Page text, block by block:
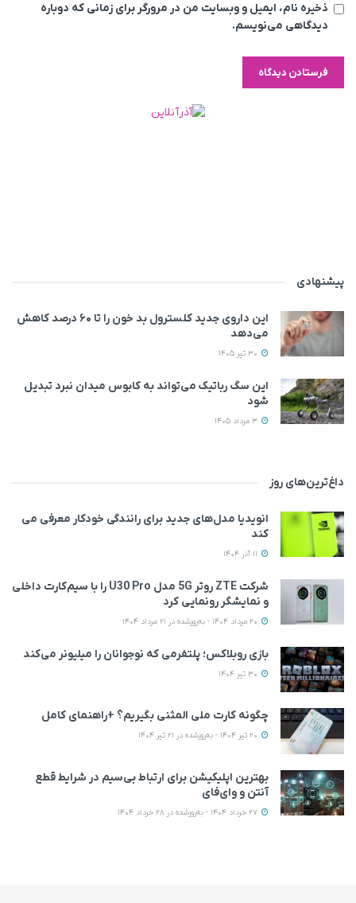
ذخیره نام، ایمیل و وبسایت من در مرورگر برای زمانی که دوباره
دیدگاهی می‌نویسم.
پیشنهادی
این داروی جدید کلسترول بد خون را تا ۶۰ درصد کاهش
می‌دهد
این سگ رباتیک می‌تواند به کابوس میدان نبرد تبدیل
شود
داغ‌ترین‌های روز
انویدیا مدل‌های جدید برای رانندگی خودکار معرفی می
کند
شرکت ZTE روتر 5G مدل U30 Pro را با سیم‌کارت داخلی
و نمایشگر رونمایی کرد
بازی روبلاکس؛ پلتفرمی که نوجوانان را میلیونر می‌کند
چگونه کارت ملی المثنی بگیریم؟ +راهنمای کامل
بهترین اپلیکیشن‌ برای ارتباط بی‌سیم در شرایط قطع
آنتن و وای‌فای